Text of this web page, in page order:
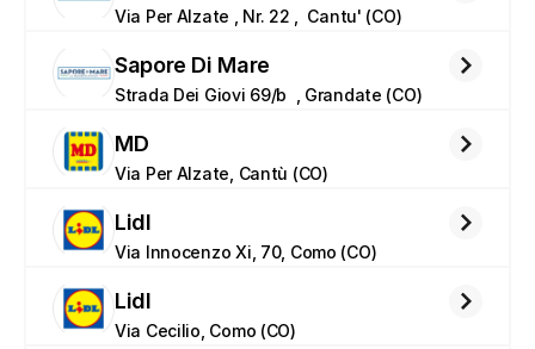
Via Per Alzate , Nr. 22 ,  Cantu' (CO)
Sapore Di Mare
Strada Dei Giovi 69/b  , Grandate (CO)
MD
Via Per Alzate, Cantù (CO)
Lidl
Via Innocenzo Xi, 70, Como (CO)
Lidl
Via Cecilio, Como (CO)